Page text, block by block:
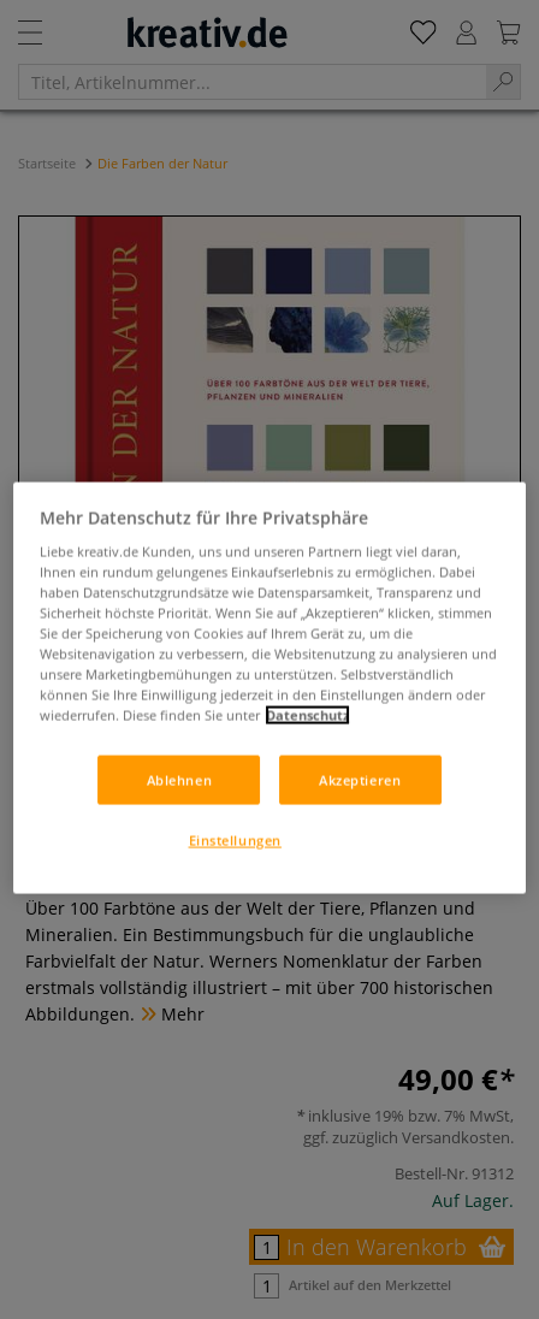
Startseite Die Farben der Natur
Die Farben der Natur
Über 100 Farbtöne aus der Welt der Tiere, Pflanzen und
Mineralien. Ein Bestimmungsbuch für die unglaubliche
Farbvielfalt der Natur. Werners Nomenklatur der Farben
erstmals vollständig illustriert – mit über 700 historischen
Abbildungen.
Mehr
49,00 €
inklusive 19% bzw. 7% MwSt,
ggf. zuzüglich Versandkosten.
Bestell-Nr. 91312
Auf Lager.
In den Warenkorb
Artikel auf den Merkzettel
Mehr Datenschutz für Ihre Privatsphäre
Liebe kreativ.de Kunden, uns und unseren Partnern liegt viel daran,
Ihnen ein rundum gelungenes Einkaufserlebnis zu ermöglichen. Dabei
haben Datenschutzgrundsätze wie Datensparsamkeit, Transparenz und
Sicherheit höchste Priorität. Wenn Sie auf „Akzeptieren“ klicken, stimmen
Sie der Speicherung von Cookies auf Ihrem Gerät zu, um die
Websitenavigation zu verbessern, die Websitenutzung zu analysieren und
unsere Marketingbemühungen zu unterstützen. Selbstverständlich
können Sie Ihre Einwilligung jederzeit in den Einstellungen ändern oder
wiederrufen. Diese finden Sie unter Datenschutz
Ablehnen Akzeptieren
Einstellungen